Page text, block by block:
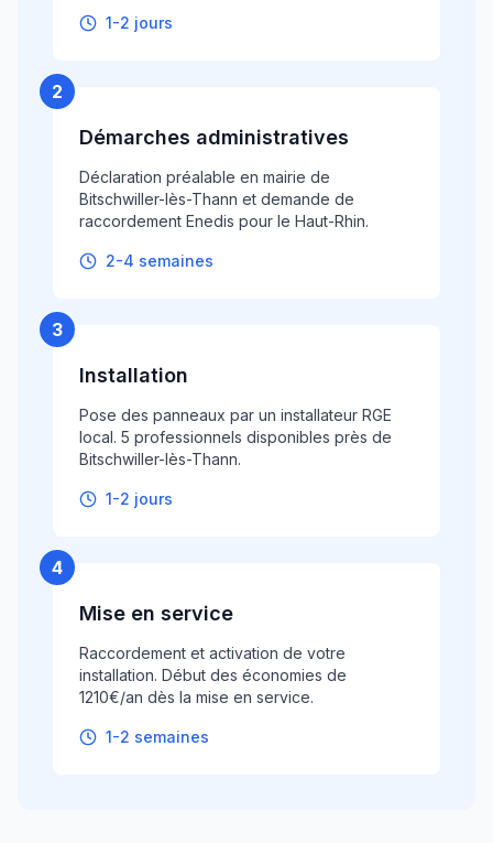
1-2 jours
2
Démarches administratives
Déclaration préalable en mairie de
Bitschwiller-lès-Thann et demande de
raccordement Enedis pour le Haut-Rhin.
2-4 semaines
3
Installation
Pose des panneaux par un installateur RGE
local. 5 professionnels disponibles près de
Bitschwiller-lès-Thann.
1-2 jours
4
Mise en service
Raccordement et activation de votre
installation. Début des économies de
1210€/an dès la mise en service.
1-2 semaines